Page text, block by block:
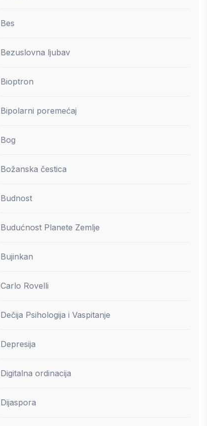
Bes
Bezuslovna ljubav
Bioptron
Bipolarni poremećaj
Bog
Božanska čestica
Budnost
Budućnost Planete Zemlje
Bujinkan
Carlo Rovelli
Dečija Psihologija i Vaspitanje
Depresija
Digitalna ordinacija
Dijaspora